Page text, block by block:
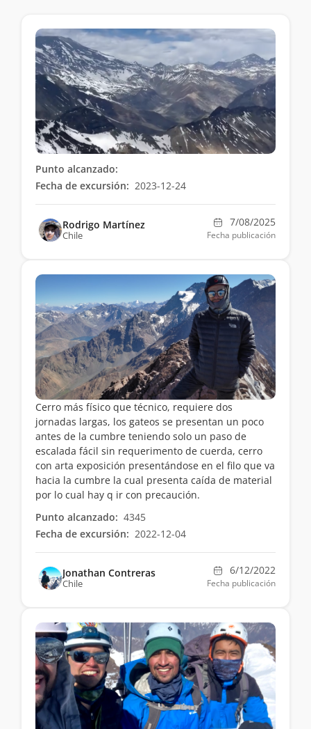
Punto alcanzado:
Fecha de excursión: 2023-12-24
Rodrigo Martínez
Chile
7/08/2025
Fecha publicación
Cerro más físico que técnico, requiere dos
jornadas largas, los gateos se presentan un poco
antes de la cumbre teniendo solo un paso de
escalada fácil sin requerimento de cuerda, cerro
con arta exposición presentándose en el filo que va
hacia la cumbre la cual presenta caída de material
por lo cual hay q ir con precaución.
Punto alcanzado: 4345
Fecha de excursión: 2022-12-04
Jonathan Contreras
Chile
6/12/2022
Fecha publicación